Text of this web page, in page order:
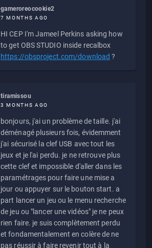
gameroreocookie2
7 MONTHS AGO
HI CEP I'm Jameel Perkins asking how
to get OBS STUDIO inside recalbox
https://obsproject.com/download ?
tiramissou
3 MONTHS AGO
bonjours, j'ai un problème de taille. j'ai
déménagé plusieurs fois, évidemment
j'ai sécurisé la clef USB avec tout les
jeux et je l'ai perdu. je ne retrouve plus
cette clef et impossible d'aller dans les
paramétrages pour faire une mise a
jour ou appuyer sur le bouton start. a
part lancer un jeu ou le menu recherche
de jeu ou "lancer une vidéos" je ne peux
rien faire. je suis complètement perdu
et fondamentalement en colère de ne
pas réussir à faire revenir tout à la